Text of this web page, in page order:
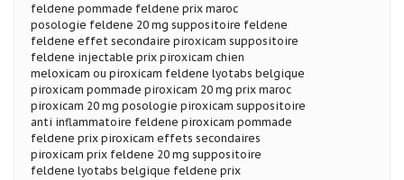
feldene pommade feldene prix maroc
posologie feldene 20 mg suppositoire feldene
feldene effet secondaire piroxicam suppositoire
feldene injectable prix piroxicam chien
meloxicam ou piroxicam feldene lyotabs belgique
piroxicam pommade piroxicam 20 mg prix maroc
piroxicam 20 mg posologie piroxicam suppositoire
anti inflammatoire feldene piroxicam pommade
feldene prix piroxicam effets secondaires
piroxicam prix feldene 20 mg suppositoire
feldene lyotabs belgique feldene prix